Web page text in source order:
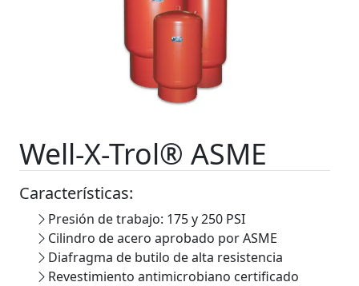
Well-X-Trol® ASME
Características:
Presión de trabajo: 175 y 250 PSI
Cilindro de acero aprobado por ASME
Diafragma de butilo de alta resistencia
Revestimiento antimicrobiano certificado